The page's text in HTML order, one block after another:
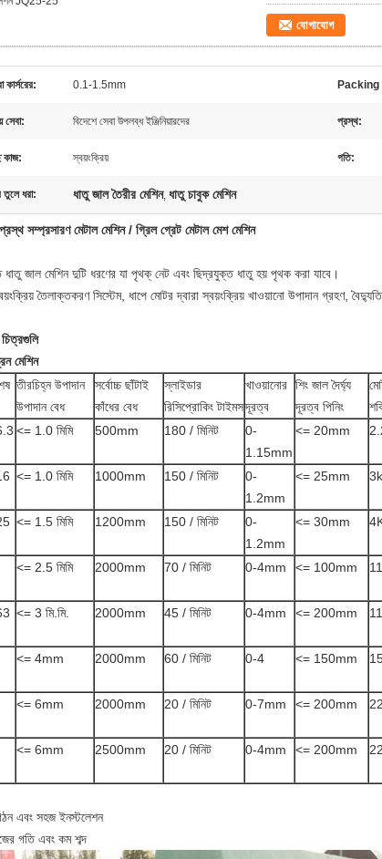
যোগাযোগ
কার্সরের: 0.1-1.5mm Packing
সেবা: বিদেশে সেবা উপলব্ধ ইঞ্জিনিয়ারদের প্রস্থ:
কাজ: স্বয়ংক্রিয় গতি:
তুলে ধরা: ধাতু জাল তৈরীর মেশিন, ধাতু চাবুক মেশিন
সম্প্রসারণ মেটাল মেশিন / গ্রিল গ্রেট মেটাল মেশ মেশিন
জাল মেশিন দুটি ধরণের যা পৃথক্ নেট এবং ছিদ্রযুক্ত ধাতু হয় পৃথক করা যাবে।
তৈলাক্তকরণ সিস্টেম, ধাপে মোটর দ্বারা স্বয়ংক্রিয় খাওয়ানো উপাদান গ্রহণ,
মেশিন
তীরচিহ্ন উপাদান
উপাদান বেধ
সর্বোচ্চ ছাঁটাই
কাঁধের বেধ
স্লাইডার
রিসিপ্রোকিং টাইমস
খাওয়ানোর
দূরত্ব
শিং জাল দৈর্ঘ্য
দূরত্ব পিনিং
<= 1.0 মিমি 500mm 180 / মিনিট
0-
1.15mm
<= 20mm
<= 1.0 মিমি 1000mm 150 / মিনিট
0-
1.2mm
<= 25mm
<= 1.5 মিমি 1200mm 150 / মিনিট
0-
1.2mm
<= 30mm
<= 2.5 মিমি 2000mm 70 / মিনিট 0-4mm <= 100mm
<= 3 মি.মি. 2000mm 45 / মিনিট 0-4mm <= 200mm
<= 4mm 2000mm 60 / মিনিট 0-4 <= 150mm
<= 6mm 2000mm 20 / মিনিট 0-7mm <= 200mm
<= 6mm 2500mm 20 / মিনিট 0-4mm <= 200mm
এবং সহজ ইনস্টলেশন
গতি এবং কম শব্দ